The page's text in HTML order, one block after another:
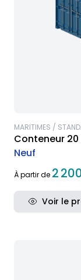
MARITIMES /
Conteneur 20
Neuf
À partir de 2
Voir le